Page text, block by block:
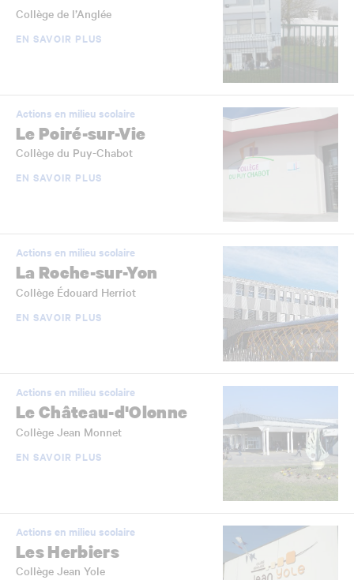
Collège de l’Anglée
EN SAVOIR PLUS
Actions en milieu scolaire
Le Poiré-sur-Vie
Collège du Puy-Chabot
EN SAVOIR PLUS
Actions en milieu scolaire
La Roche-sur-Yon
Collège Édouard Herriot
EN SAVOIR PLUS
Actions en milieu scolaire
Le Château-d'Olonne
Collège Jean Monnet
EN SAVOIR PLUS
Actions en milieu scolaire
Les Herbiers
Collège Jean Yole